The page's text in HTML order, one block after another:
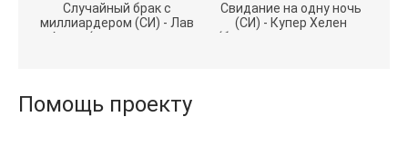
Случайный брак с
миллиардером (СИ) - Лав
Агата (полная версия
Свидание на одну ночь
(СИ) - Купер Хелен
(бесплатные серии книг
Помощь проекту